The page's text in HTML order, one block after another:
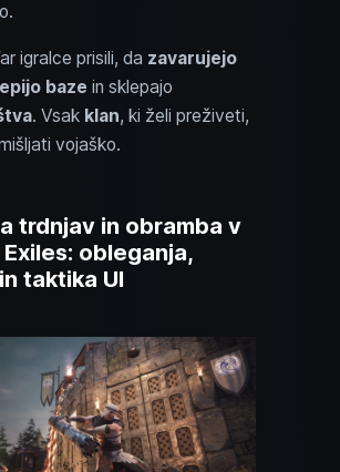
igralce prisili, da zavarujejo
baze in sklepajo
. Vsak klan, ki želi preživeti,
vojaško.
trdnjav in obramba v
obleganja,
taktika UI